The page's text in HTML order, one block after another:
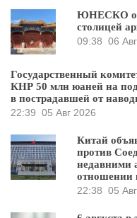
ЮНЕСКО
столицей
09:38 06
Государственный
КНР 50 млн юаней на
в пострадавшей от
22:39 05 Авг 2026
Китай
против
недавними
отношении
22:38 05